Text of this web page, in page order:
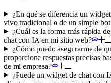
¿En qué se diferencia un
vivo tradicional o de un simple bot
¿Cuál es la forma más rápida
chat con IA en mi sitio web?
¿Cómo puedo asegurarme de
proporcione respuestas precisas
de mi empresa?
¿Puede un widget de chat con